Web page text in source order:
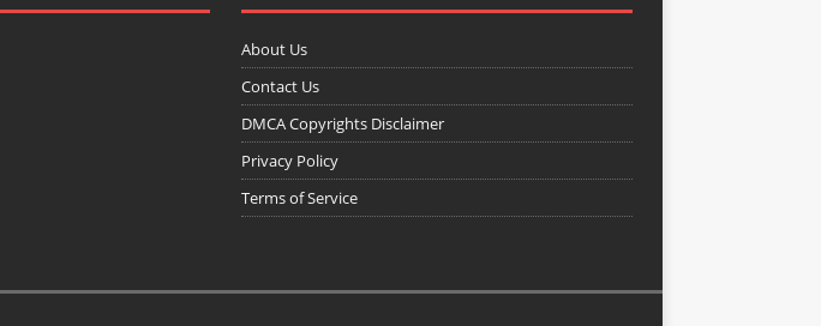
About Us
Contact Us
DMCA Copyrights Disclaimer
Privacy Policy
Terms of Service